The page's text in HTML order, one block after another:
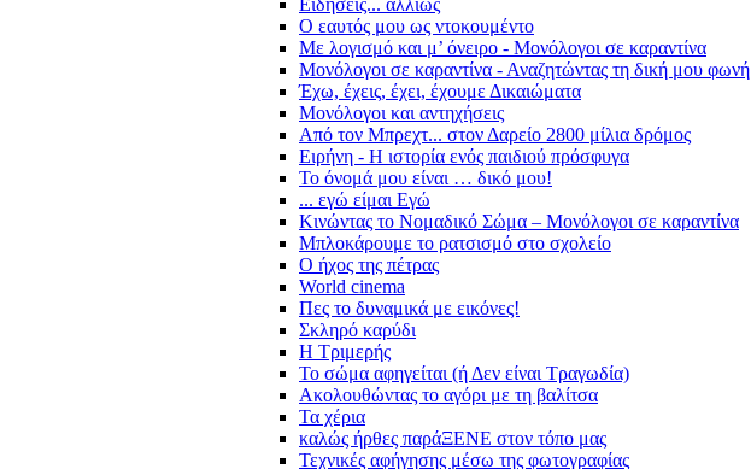
Ειδήσεις... αλλιώς
Ο εαυτός μου ως ντοκουμέντο
Με λογισμό και μ’ όνειρο - Μονόλογοι σε καραντίνα
Μονόλογοι σε καραντίνα - Αναζητώντας τη δική μου φωνή
Έχω, έχεις, έχει, έχουμε Δικαιώματα
Μονόλογοι και αντηχήσεις
Από τον Μπρεχτ... στον Δαρείο 2800 μίλια δρόμος
Ειρήνη - Η ιστορία ενός παιδιού πρόσφυγα
Το όνομά μου είναι … δικό μου!
... εγώ είμαι Εγώ
Κινώντας το Νομαδικό Σώμα – Μονόλογοι σε καραντίνα
Μπλοκάρουμε το ρατσισμό στο σχολείο
Ο ήχος της πέτρας
World cinema
Πες το δυναμικά με εικόνες!
Σκληρό καρύδι
Η Τριμερής
Το σώμα αφηγείται (ή Δεν είναι Τραγωδία)
Ακολουθώντας το αγόρι με τη βαλίτσα
Τα χέρια
καλώς ήρθες παράΞΕΝΕ στον τόπο μας
Τεχνικές αφήγησης μέσω της φωτογραφίας